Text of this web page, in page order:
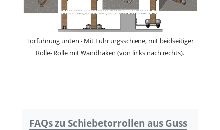
Torführung unten - Mit Führungsschiene, mit beidseitiger
Rolle- Rolle mit Wandhaken (von links nach rechts).
FAQs zu Schiebetorrollen aus Guss